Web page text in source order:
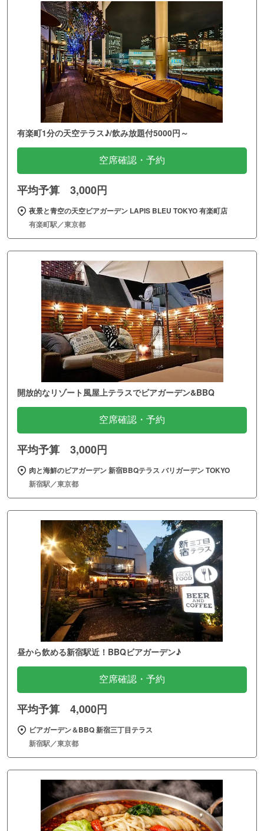
有楽町1分の天空テラス♪/飲み放題付5000円～
空席確認・予約
平均予算 3,000円
夜景と青空の天空ビアガーデン LAPIS BLEU TOKYO 有楽町店
有楽町駅／東京都
開放的なリゾート風屋上テラスでビアガーデン&BBQ
空席確認・予約
平均予算 3,000円
肉と海鮮のビアガーデン 新宿BBQテラス バリガーデン TOKYO
新宿駅／東京都
昼から飲める新宿駅近！BBQビアガーデン♪
空席確認・予約
平均予算 4,000円
ビアガーデン＆BBQ 新宿三丁目テラス
新宿駅／東京都